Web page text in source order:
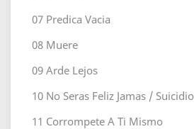
07 Predica Vacia
08 Muere
09 Arde Lejos
10 No Seras Feliz Jamas / Suicidio
11 Corrompete A Ti Mismo